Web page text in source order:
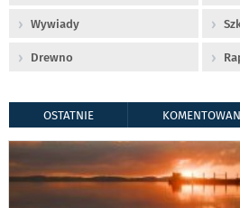
Wywiady
Drewno
OSTATNIE